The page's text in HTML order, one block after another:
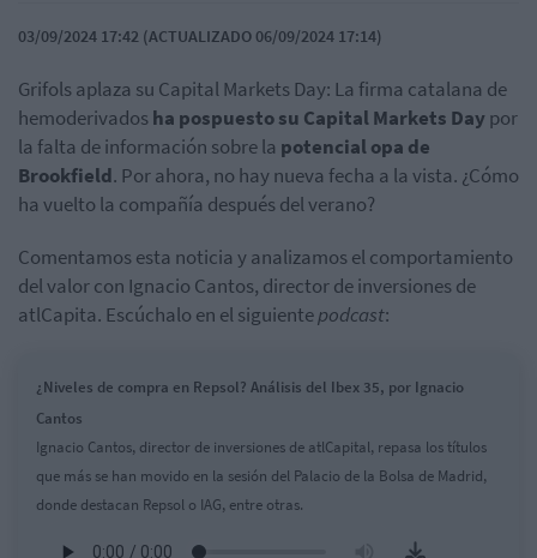
03/09/2024 17:42 (ACTUALIZADO 06/09/2024 17:14)
Grifols aplaza su Capital Markets Day: La firma catalana de
hemoderivadosha pospuesto su Capital Markets Daypor
la falta de información sobre la potencial opa de
Brookfield. Por ahora, no hay nueva fecha a la vista. ¿Cómo
ha vuelto la compañía después del verano?
Comentamos esta noticia y analizamos el comportamiento
del valor con Ignacio Cantos, director de inversiones de
atlCapita. Escúchalo en el siguientepodcast:
¿Niveles de compra en Repsol? Análisis del Ibex 35, por Ignacio
Cantos
Ignacio Cantos, director de inversiones de atlCapital, repasa los títulos
que más se han movido en la sesión del Palacio de la Bolsa de Madrid,
donde destacan Repsol o IAG, entre otras.